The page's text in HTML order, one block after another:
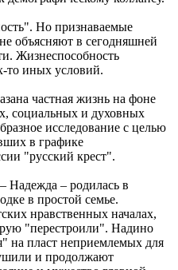
Но признаваемые
объясняют в сегодняшней
Жизнеспособность
то иных условий.
частная жизнь на фоне
социальных и духовных
исследование с целью
в графике
"русский крест".
Надежда – родилась в
в простой семье.
нравственных началах,
"перестроили". Надино
на пласт неприемлемых для
и продолжают